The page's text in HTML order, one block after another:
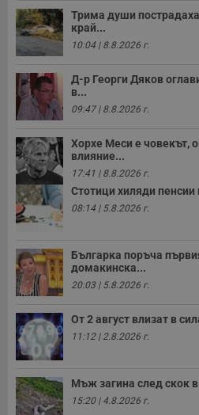
Трима души
край...
10:04 | 8.8.2026 г.
Д-р Георги Дяков
в...
09:47 | 8.8.2026 г.
Хорхе Меси е човекът,
влияние...
17:41 | 8.8.2026 г.
Стотици хиляди
08:14 | 5.8.2026 г.
Българка поръча
домакинска...
20:03 | 5.8.2026 г.
От 2 август влизат в
11:12 | 2.8.2026 г.
Мъж загина след скок
15:20 | 4.8.2026 г.